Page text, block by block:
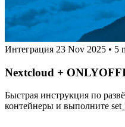
Интеграция 23 Nov 2025 • 5
Nextcloud +
Быстрая инструкция по
контейнеры и выполните